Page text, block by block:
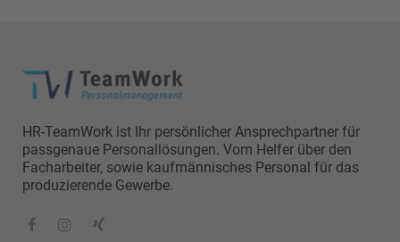
HR-TeamWork ist Ihr persönlicher Ansprechpartner für
passgenaue Personallösungen. Vom Helfer über den
Facharbeiter, sowie kaufmännisches Personal für das
produzierende Gewerbe.